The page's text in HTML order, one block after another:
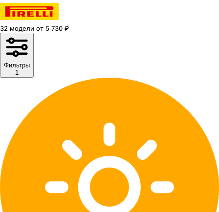
32 модели от 5 730 ₽
Фильтры
1